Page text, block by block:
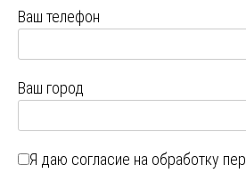
Ваш телефон
Ваш город
Я даю согласие на обработку